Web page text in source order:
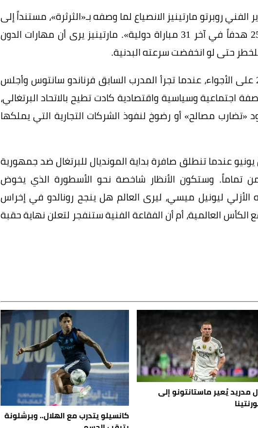
روبرتو مارتينيز الانصياع لما وصفه بـ«الثرثرة»، مستنداً إلى
لغة الأرقام الصارمة: «رونالدو سجل 25 هدفاً في آخر 31 مباراة دولية». مارتينيز يرى أن مهارات الدون
حتى لو انخفضت سرعته البدنية.
ومع ذلك، يخيم كابوس مونديال 2022 على الأجواء، عندما تجرأ المدرب السابق فرناندو سانتوس وأجلس
اجتماعية وسياسية واقتصادية كادت تطيح بالاتحاد البرتغالي،
«تضارب مصالح» أو رضوخ لنفوذ الشركات التجارية التي يملكها
عندما تنطلق صافرة بداية المونديال للبرتغال ضد جمهورية
تماماً. وستكون الأنظار شاخصة نحو الأسطورة الذي يخوض
الأزلي ليونيل ميسي، ليرى العالم هل ينجح رونالدو في إخراس
الكأس العالمية، أم أن الفقاعة الفنية ستنفجر لتعلن نهاية حقبة
مدريد يُعير ماستانتونو إلى
كانسيلو يتدرب مع الهلال.. وبرشلونة